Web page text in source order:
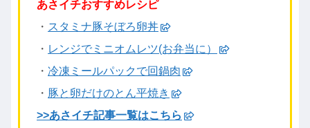
あさイチおすすめレシピ
・ スタミナ豚そぼろ卵丼
・ レンジでミニオムレツ(お弁当に）
・ 冷凍ミールパックで回鍋肉
・ 豚と卵だけのとん平焼き
>>あさイチ記事一覧はこちら